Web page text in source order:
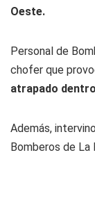
Oeste.
Personal de
chofer que
atrapado
Además,
Bomberos de La